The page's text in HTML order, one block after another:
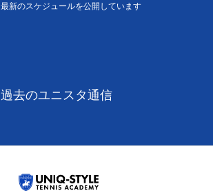
最新のスケジュールを公開しています
過去のユニスタ通信